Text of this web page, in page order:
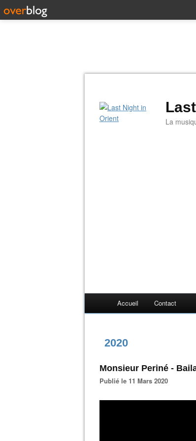
La
Accueil Contact
2020
Monsieur Periné -
Publié le 11 Mars 2020